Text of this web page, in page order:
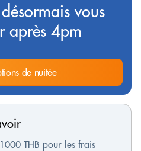
vous
après 4pm
de nuitée
THB pour les frais